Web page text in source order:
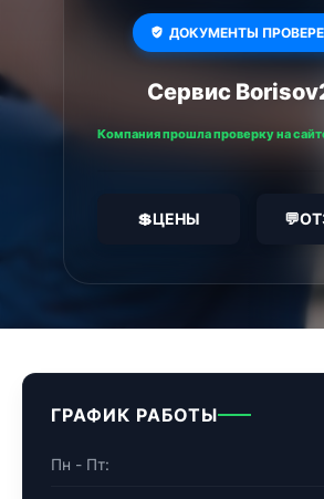
ДОКУМЕНТЫ
Сервис
Компания прошла проверку на
💲ЦЕНЫ 💬
ГРАФИК РАБОТЫ
Пн - Пт: